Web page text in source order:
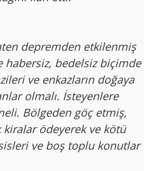
depremden etkilenmiş
habersiz, bedelsiz biçimde
ve enkazların doğaya
olmalı. İsteyenlere
Bölgeden göç etmiş,
kiralar ödeyerek ve kötü
ve boş toplu konutlar